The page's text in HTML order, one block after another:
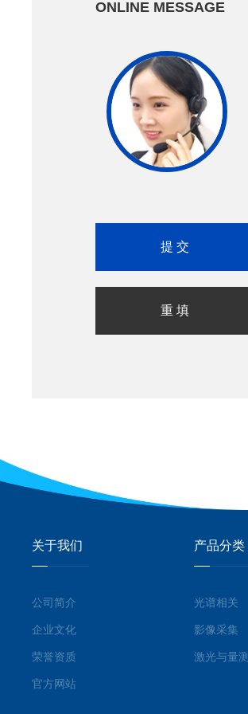
ONLINE MESSAGE
关于我们
公司简介
企业文化
荣誉资质
官方网站
产品分类
光谱相关
影像采集
激光与量测